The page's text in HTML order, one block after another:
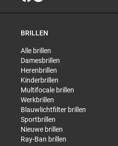
BRILLEN
Alle brillen
Damesbrillen
Herenbrillen
Kinderbrillen
Multifocale brillen
Werkbrillen
Blauwlichtfilter brillen
Sportbrillen
Nieuwe brillen
Ray-Ban brillen